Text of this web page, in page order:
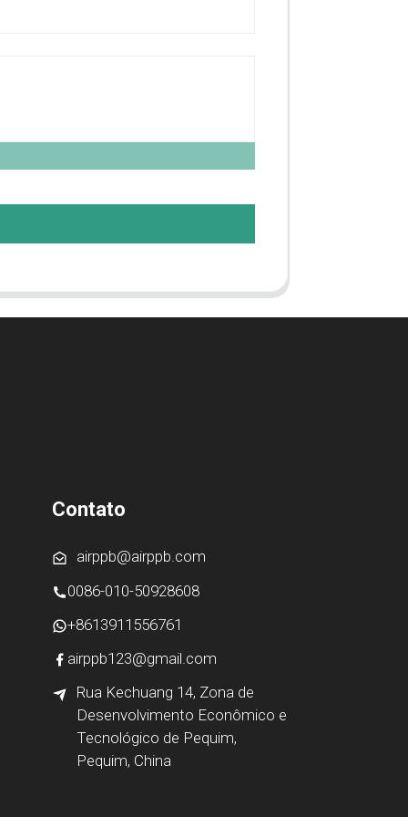
Contato
airppb@airppb.com
0086-010-50928608
+8613911556761
airppb123@gmail.com
Rua Kechuang 14, Zona de
Desenvolvimento Econômico e
Tecnológico de Pequim,
Pequim, China